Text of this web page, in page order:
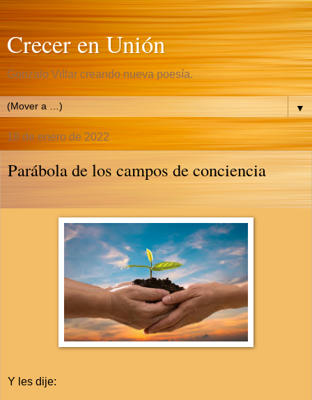
Crecer en Unión
Gonzalo Villar creando nueva poesía.
▼
18 de enero de 2022
Parábola de los campos de conciencia
Y les dije: